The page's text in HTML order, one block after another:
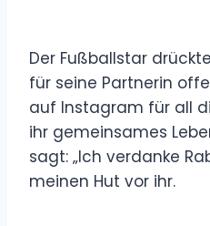
Der Fußballstar
für seine Partnerin
auf Instagram für all
ihr gemeinsames
sagt: „Ich verdanke
meinen Hut vor ihr.